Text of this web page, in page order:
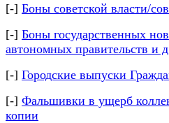
[-] Боны советской власти/
[-] Боны государственных
автономных правительств и
[-] Городские выпуски
[-] Фальшивки в ущерб
копии